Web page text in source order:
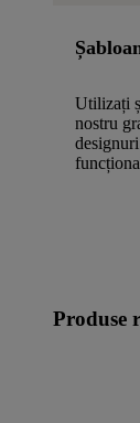
Utilizați
nostru
Produse